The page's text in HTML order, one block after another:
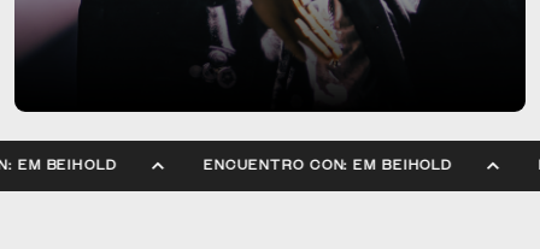
CON: EM BEIHOLD ENCUENTRO CON: EM BEIHOLD